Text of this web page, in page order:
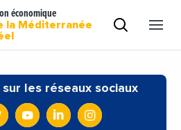
économique
la Méditerranée
sur les réseaux sociaux